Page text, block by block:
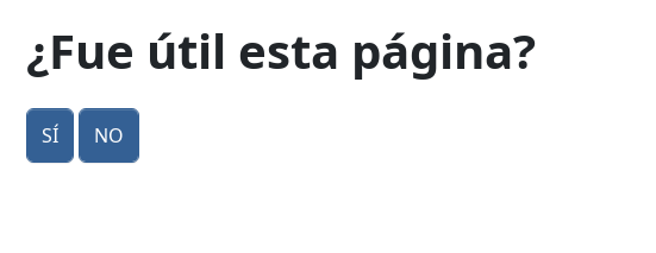
¿Fue útil esta página?
Sí No